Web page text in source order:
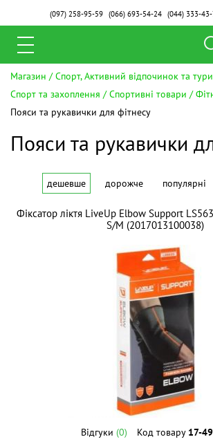
(097)258-95-59 (066)693-54-24 (044)333-43-
Магазин
Спорт, Активний відпочинок та
Спорт та захоплення
Спортивні товари
Пояси та рукавички для фітнесу
Пояси та рукавички
дешевше дорожче популярні
Фіксатор ліктя LiveUp Elbow Support
S/M (2017013100038)
Відгуки (0) Код товару 17-